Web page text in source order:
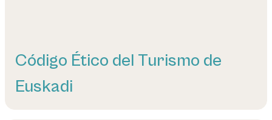
Código Ético del Turismo de
Euskadi